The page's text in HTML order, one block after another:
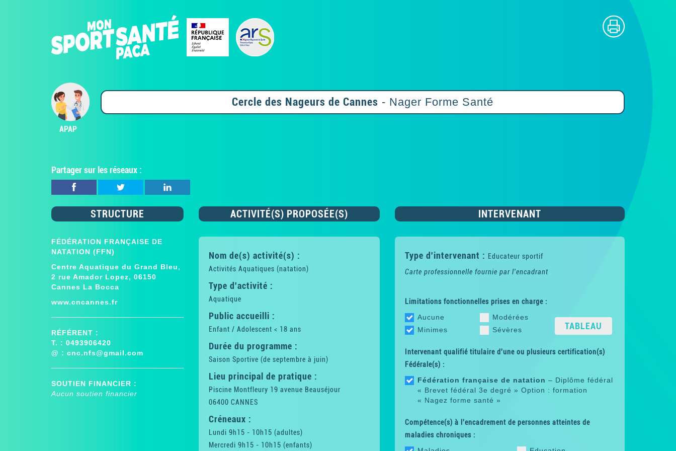
APAP
Cercle des Nageurs de Cannes - Nager Forme Santé
Partager sur les réseaux :
STRUCTURE
FÉDÉRATION FRANÇAISE DE
NATATION (FFN)
Centre Aquatique du Grand Bleu,
2 rue Amador Lopez, 06150
Cannes La Bocca
www.cncannes.fr
RÉFÉRENT :
T. : 0493906420
@ : cnc.nfs@gmail.com
SOUTIEN FINANCIER :
Aucun soutien financier
ACTIVITÉ(S) PROPOSÉE(S)
Nom de(s) activité(s) :
Activités Aquatiques (natation)
Type d'activité :
Aquatique
Public accueilli :
Enfant / Adolescent < 18 ans
Durée du programme :
Saison Sportive (de septembre à juin)
Lieu principal de pratique :
Piscine Montfleury 19 avenue Beauséjour
06400 CANNES
Créneaux :
Lundi 9h15 - 10h15 (adultes)
Mercredi 9h15 - 10h15 (enfants)
INTERVENANT
Type d'intervenant : Educateur sportif
Carte professionnelle fournie par l'encadrant
Limitations fonctionnelles prises en charge :
Aucune
Minimes
Modérées
Sévères
TABLEAU
Intervenant qualifié titulaire d'une ou plusieurs certification(s)
Fédérale(s) :
Fédération française de natation – Diplôme fédéral
« Brevet fédéral 3e degré » Option : formation
« Nagez forme santé »
Compétence(s) à l'encadrement de personnes atteintes de
maladies chroniques :